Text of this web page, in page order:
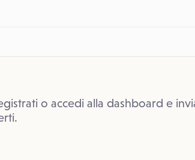
o accedi alla dashboard e